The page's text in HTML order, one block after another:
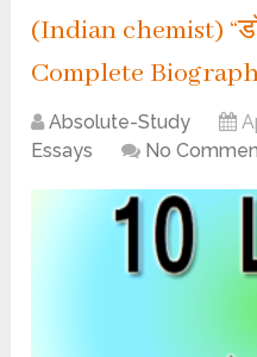
(Indian chemist)
Complete
Absolute-Study
Essays
No